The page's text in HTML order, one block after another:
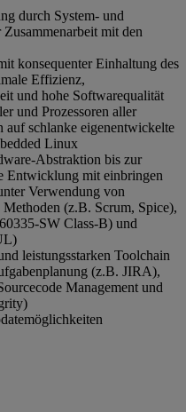
durch System- und
mit den
konsequenter Einhaltung des
Effizienz,
und hohe Softwarequalität
und Prozessoren aller
auf schlanke eigenentwickelte
Linux
Abstraktion bis zur
Entwicklung mit einbringen
Verwendung von
(z.B. Scrum, Spice),
SW Class-B) und
leistungsstarken Toolchain
(z.B. JIRA),
Management und